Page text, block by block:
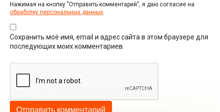
Нажимая на кнопку "Отправить комментарий", я даю согласие на
обработку персональных данных
Сохранить моё имя, email и адрес сайта в этом браузере для
последующих моих комментариев.